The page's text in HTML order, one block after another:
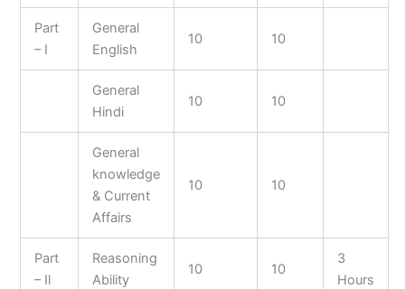
Part
– I
General
English
10 10
General
Hindi
10 10
General
knowledge
& Current
Affairs
10 10
Part
– Il
Reasoning
Ability
10 10
3
Hours